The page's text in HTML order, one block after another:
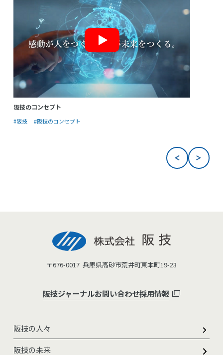
阪技のコンセプト
#阪技 #阪技のコンセプト
〒676-0017 兵庫県高砂市荒井町東本町19-23
阪技ジャーナルお問い合わせ採用情報
阪技の人々
阪技の未来